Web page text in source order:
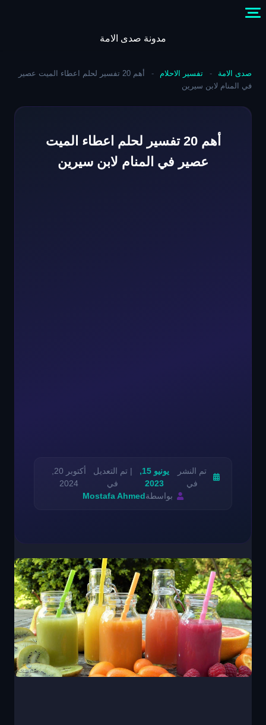
content
مدونة صدى الامة
صدى الامة - تفسير الاحلام -
أهم 20 تفسير لحلم اعطاء الميت عصير
في المنام لابن سيرين
أهم 20 تفسير لحلم اعطاء الميت
عصير في المنام لابن سيرين
تم النشر
في
يونيو 15,
2023
| تم التعديل
في
أكتوبر 20,
2024
بواسطة Mostafa Ahmed